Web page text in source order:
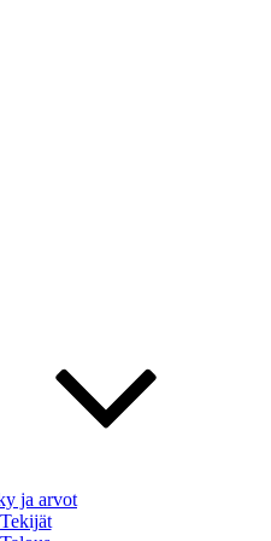
ja arvot
Tekijät